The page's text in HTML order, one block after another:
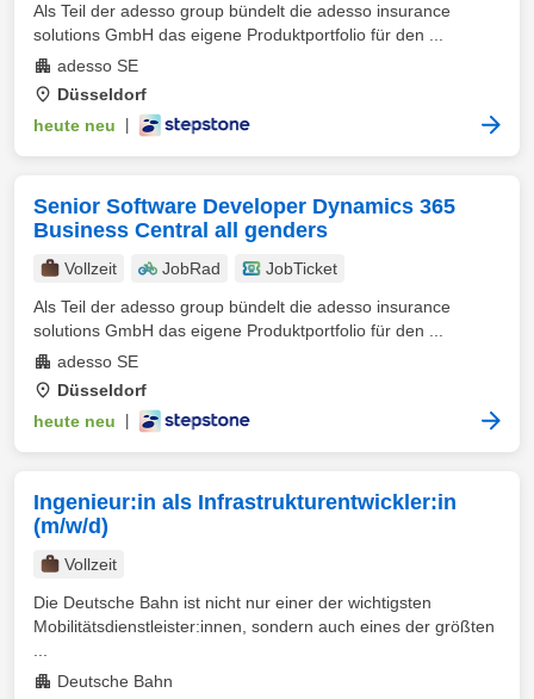
Als Teil der adesso group bündelt die adesso insurance
solutions GmbH das eigene Produktportfolio für den ...
adesso SE
Düsseldorf
heute neu
Senior Software Developer Dynamics 365
Business Central all genders
Vollzeit JobRad
JobTicket
Als Teil der adesso group bündelt die adesso insurance
solutions GmbH das eigene Produktportfolio für den ...
adesso SE
Düsseldorf
heute neu
Ingenieur:in als Infrastrukturentwickler:in
(m/w/d)
Vollzeit
Die Deutsche Bahn ist nicht nur einer der wichtigsten
Mobilitätsdienstleister:innen, sondern auch eines der größten
Deutsche Bahn